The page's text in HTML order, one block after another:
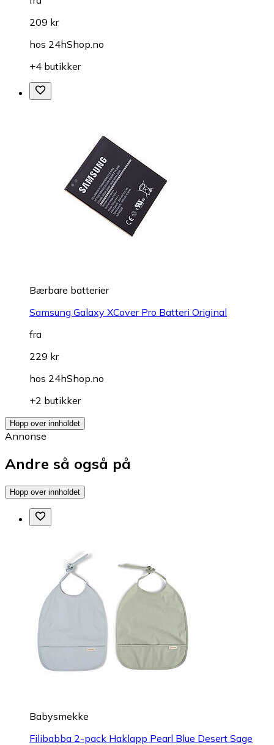
209 kr
hos 24hShop.no
+4 butikker
Bærbare batterier
Samsung Galaxy XCover Pro Batteri Original
fra
229 kr
hos 24hShop.no
+2 butikker
Hopp over innholdet
Annonse
Andre så også på
Hopp over innholdet
Babysmekke
Filibabba 2-pack Haklapp Pearl Blue Desert Sage